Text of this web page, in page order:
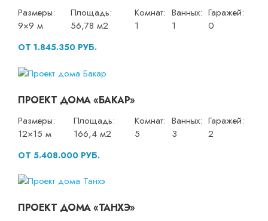
Размеры:
9×9 м
Площадь:
56,78 м2
Комнат:
1
Ванных:
1
Гаражей:
0
ОТ 1.845.350 РУБ.
ПРОЕКТ ДОМА «БАКАР»
Размеры:
12×15 м
Площадь:
166,4 м2
Комнат:
5
Ванных:
3
Гаражей:
2
ОТ 5.408.000 РУБ.
ПРОЕКТ ДОМА «ТАНХЭ»